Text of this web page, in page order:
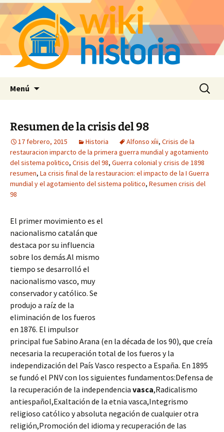
Menú Buscar:
Resumen de la crisis del 98
17 febrero, 2015 Historia Alfonso xíii, Crisis de la
restauracion imparcto de la primera guerra mundial y agotamiento
del sistema politico, Crisis del 98, Guerra colonial y crisis de 1898
resumen, La crisis final de la restauracion: el impacto de la I Guerra
mundial y el agotamiento del sistema politico, Resumen crisis del
98
El primer movimiento es el
nacionalismo catalán que
destaca por su influencia
sobre los demás.Al mismo
tiempo se desarrolló el
nacionalismo vasco, muy
conservador y católico. Se
produjo a raíz de la
eliminación de los fueros
en 1876. El impulsor
principal fue Sabino Arana (en la década de los 90), que creía
necesaria la recuperación total de los fueros y la
independización del País Vasco respecto a España. En 1895
se fundó el PNV con los siguientes fundamentos:Defensa de
la recuperación de la independencia vasca,Radicalismo
antiespañol,Exaltación de la etnia vasca,Integrismo
religioso católico y absoluta negación de cualquier otra
religión,Promoción del idioma y recuperación de las